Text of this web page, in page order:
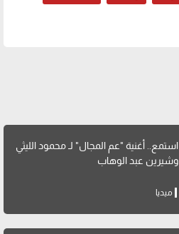
استمع.. أغنية "عم المجال" لـ محمود الليثي
وشيرين عبد الوهاب
ميديا